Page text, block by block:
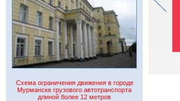
Схема ограничения движения в городе
Мурманске грузового автотранспорта
длиной более 12 метров